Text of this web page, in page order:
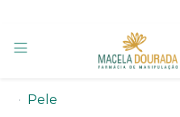
Pele